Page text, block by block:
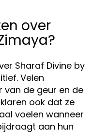
over
Sharaf Divine by
Velen
van de geur en de
ook dat ze
voelen wanneer
aan hun